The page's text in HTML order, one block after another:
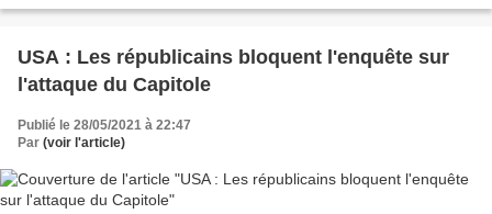
USA : Les républicains bloquent l'enquête sur
l'attaque du Capitole
Publié le 28/05/2021 à 22:47
Par (voir l'article)